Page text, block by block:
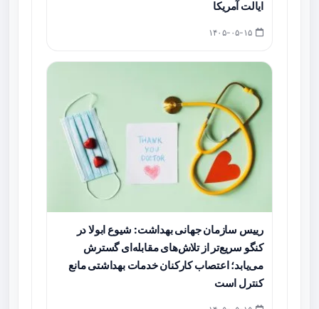
ایالت آمریکا
رییس سازمان جهانی بهداشت: شیوع ابولا در
کنگو سریع‌تر از تلاش‌های مقابله‌ای گسترش
می‌یابد؛ اعتصاب کارکنان خدمات بهداشتی مانع
کنترل است